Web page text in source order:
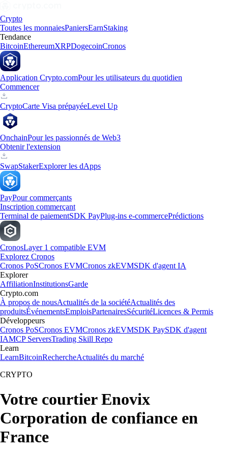
Crypto
Toutes les monnaiesPaniersEarnStaking
Tendance
BitcoinEthereumXRPDogecoinCronos
Application Crypto.comPour les utilisateurs du quotidien
Commencer
CryptoCarte Visa prépayéeLevel Up
OnchainPour les passionnés de Web3
Obtenir l'extension
SwapStakerExplorer les dApps
PayPour commerçants
Inscription commerçant
Terminal de paiementSDK PayPlug-ins e-commercePrédictions
CronosLayer 1 compatible EVM
Explorez Cronos
Cronos PoSCronos EVMCronos zkEVMSDK d'agent IA
Explorer
AffiliationInstitutionsGarde
Crypto.com
À propos de nousActualités de la sociétéActualités des
produitsÉvénementsEmploisPartenairesSécuritéLicences & Permis
Développeurs
Cronos PoSCronos EVMCronos zkEVMSDK PaySDK d'agent
IAMCP ServersTrading Skill Repo
Learn
LearnBitcoinRechercheActualités du marché
CRYPTO
Votre courtier Enovix
Corporation de confiance en
France